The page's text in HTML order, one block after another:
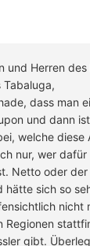
und Herren
Tabaluga,
dass man
und dann
welche diese
nur, wer dafür
Netto oder der
hätte sich so
nicht
Regionen
gibt.